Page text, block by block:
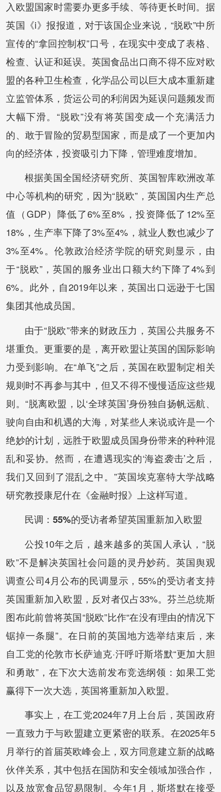
入欧盟国家时需要办更多手续、等待更长时间。据
英国《i》报报道，对于该国企业来说，“脱欧”中所
宣传的“拿回控制权”口号，在现实中变成了表格、
检查、认证和延误。英国食品出口商不得不应对欧
盟的各种卫生检查，化学品公司以巨大成本重新建
立监管体系，货运公司的利润因为延误问题频发而
大幅下滑。“脱欧”没有将英国变成一个充满活力
的、敢于冒险的贸易型国家，而是成了一个更加内
向的经济体，投资吸引力下降，管理难度增加。
根据美国全国经济研究所、英国智库欧洲改革
中心等机构的研究，因为“脱欧”，英国国内生产总
值（GDP）降低了6%至8%，投资降低了12%至
18%，生产率下降了3%至4%，就业人数也减少了
3%至4%。伦敦政治经济学院的研究则显示，由
于“脱欧”，英国的服务业出口额大约下降了4%到
6%。此外，自2019年以来，英国出口远逊于七国
集团其他成员国。
由于“脱欧”带来的财政压力，英国公共服务不
堪重负。更重要的是，离开欧盟让英国的国际影响
力受到影响。在“单飞”之后，英国在欧盟制定相关
规则时不再参与其中，但又不得不慢慢适应这些规
则。“脱离欧盟，以‘全球英国’身份独自扬帆远航、
驶向自由和机遇的大海，对某些人来说或许是一个
绝妙的计划，远胜于欧盟成员国身份带来的种种混
乱和妥协。然而，在遭遇现实的‘海盗袭击’之后，
我们又回到了混乱之中。”英国埃克塞特大学战略
研究教授康尼什在《金融时报》上这样写道。
民调：55%的受访者希望英国重新加入欧盟
公投10年之后，越来越多的英国人承认，“脱
欧”不是解决英国社会问题的灵丹妙药。英国舆观
调查公司4月公布的民调显示，55%的受访者支持
英国重新加入欧盟，反对者仅占33%。芬兰总统斯
图布此前曾将英国“脱欧”比作“在没有理由的情况下
锯掉一条腿”。在日前的英国地方选举结束后，来
自工党的伦敦市长萨迪克·汗呼吁斯塔默“更加大胆
和勇敢”，在下次大选前发布竞选纲领：如果工党
赢得下一次大选，英国将重新加入欧盟。
事实上，在工党2024年7月上台后，英国政府
一直致力于与欧盟建立更紧密的联系。在2025年5
月举行的首届英欧峰会上，双方同意建立新的战略
伙伴关系，其中包括在国防和安全领域加强合作，
以及放宽食品贸易限制。今年1月，斯塔默在接受